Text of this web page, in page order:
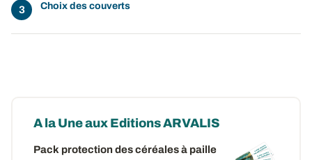
Choix des couverts
A la Une aux Editions ARVALIS
Pack protection des céréales à paille